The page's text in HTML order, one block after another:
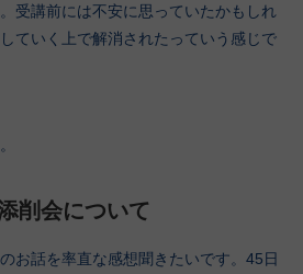
受講前には不安に思っていたかもしれ
ていく上で解消されたっていう感じで
削会について
お話を率直な感想聞きたいです。45日